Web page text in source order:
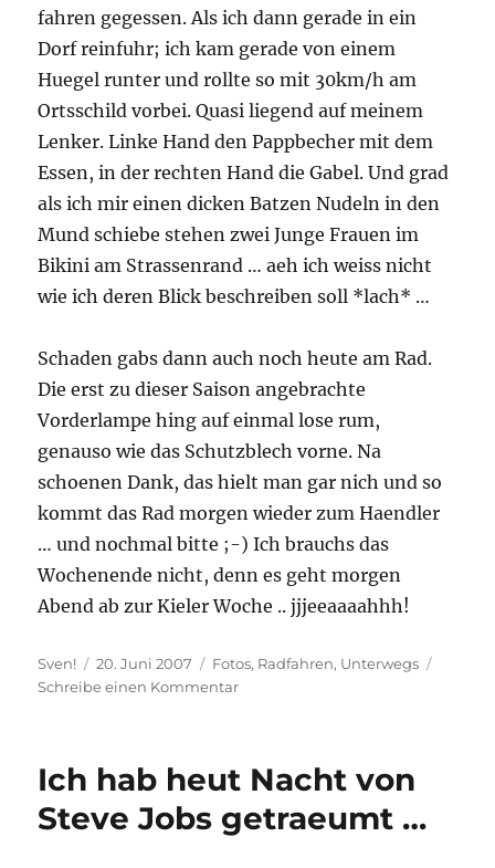
fahren gegessen. Als ich dann gerade in ein
Dorf reinfuhr; ich kam gerade von einem
Huegel runter und rollte so mit 30km/h am
Ortsschild vorbei. Quasi liegend auf meinem
Lenker. Linke Hand den Pappbecher mit dem
Essen, in der rechten Hand die Gabel. Und grad
als ich mir einen dicken Batzen Nudeln in den
Mund schiebe stehen zwei Junge Frauen im
Bikini am Strassenrand … aeh ich weiss nicht
wie ich deren Blick beschreiben soll *lach* …
Schaden gabs dann auch noch heute am Rad.
Die erst zu dieser Saison angebrachte
Vorderlampe hing auf einmal lose rum,
genauso wie das Schutzblech vorne. Na
schoenen Dank, das hielt man gar nich und so
kommt das Rad morgen wieder zum Haendler
… und nochmal bitte ;-) Ich brauchs das
Wochenende nicht, denn es geht morgen
Abend ab zur Kieler Woche .. jjjeeaaaahhh!
Autor
Sven!
Veröffentlicht
am
20. Juni 2007 Kategorien
Fotos, Radfahren, Unterwegs
Schreibe einen Kommentarzu
wieder
the
Ich hab heut Nacht von
Steve Jobs getraeumt …